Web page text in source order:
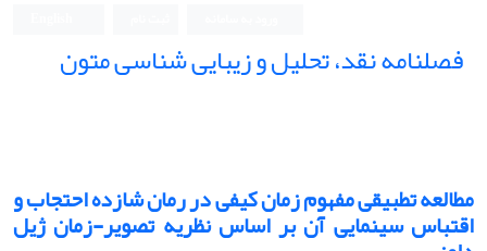
فصلنامه نقد، تحلیل و زیبایی شناسی متون
مطالعه تطبیقی مفهوم زمان کیفی در رمان شازده احتجاب و
اقتباس سینمایی آن بر اساس نظریه تصویر-زمان ژیل